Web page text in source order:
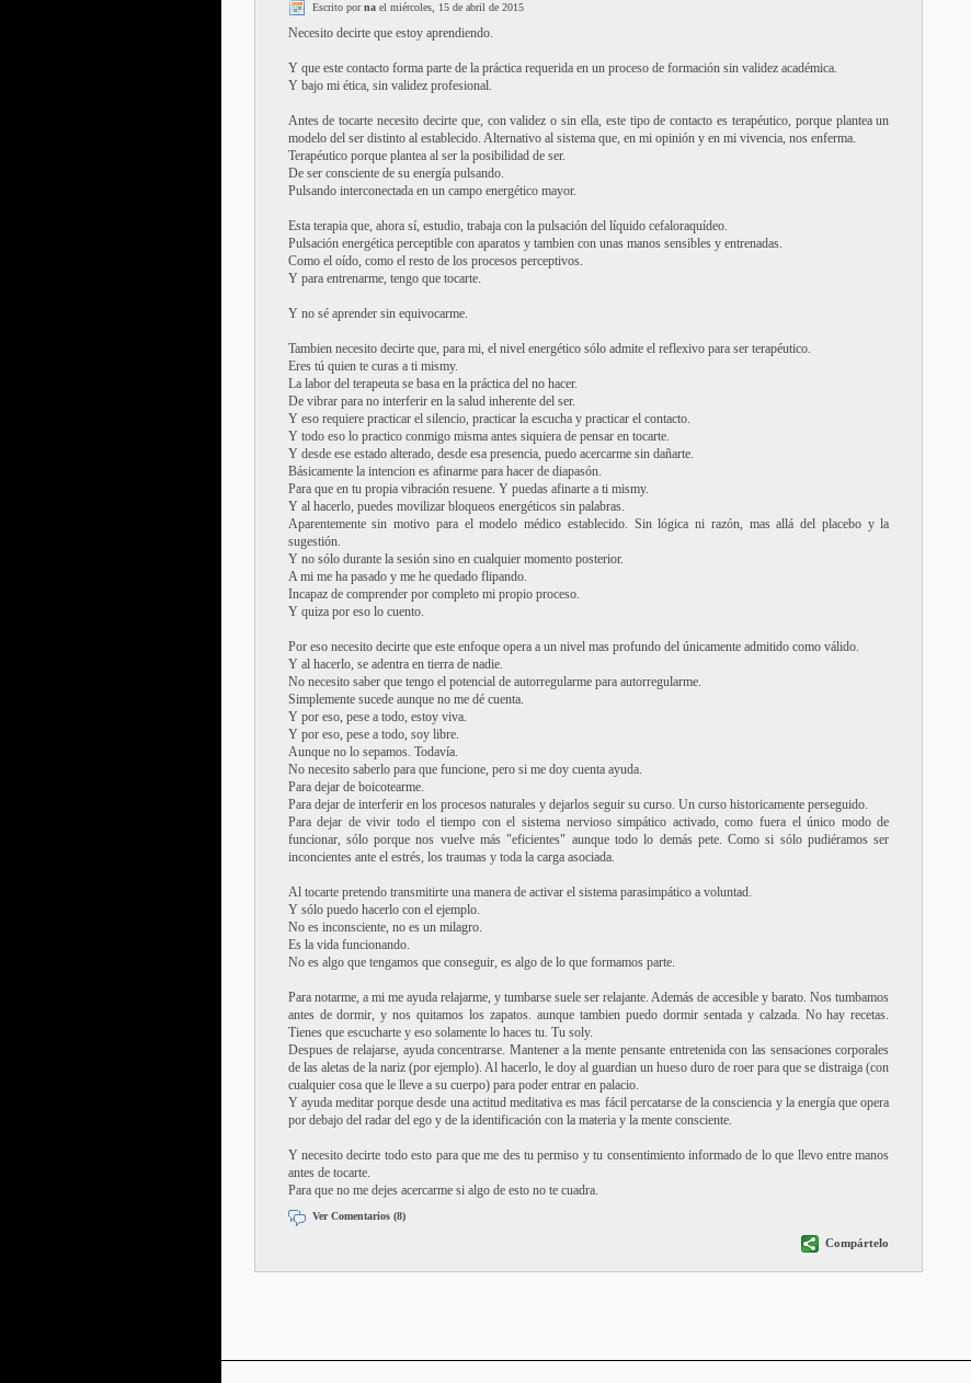
Escrito pornael miércoles, 15 de abril de 2015
Necesito decirte que estoy aprendiendo.
Y que este contacto forma parte de la práctica requerida en un proceso de formación sin validez académica.
Y bajo mi ética, sin validez profesional.
Antes de tocarte necesito decirte que, con validez o sin ella, este tipo de contacto es terapéutico, porque plantea un
modelo del ser distinto al establecido. Alternativo al sistema que, en mi opinión y en mi vivencia, nos enferma.
Terapéutico porque plantea al ser la posibilidad de ser.
De ser consciente de su energía pulsando.
Pulsando interconectada en un campo energético mayor.
Esta terapia que, ahora sí, estudio, trabaja con la pulsación del líquido cefaloraquídeo.
Pulsación energética perceptible con aparatos y tambien con unas manos sensibles y entrenadas.
Como el oído, como el resto de los procesos perceptivos.
Y para entrenarme, tengo que tocarte.
Y no sé aprender sin equivocarme.
Tambien necesito decirte que, para mi, el nivel energético sólo admite el reflexivo para ser terapéutico.
Eres tú quien te curas a ti mismy.
La labor del terapeuta se basa en la práctica del no hacer.
De vibrar para no interferir en la salud inherente del ser.
Y eso requiere practicar el silencio, practicar la escucha y practicar el contacto.
Y todo eso lo practico conmigo misma antes siquiera de pensar en tocarte.
Y desde ese estado alterado, desde esa presencia, puedo acercarme sin dañarte.
Básicamente la intencion es afinarme para hacer de diapasón.
Para que en tu propia vibración resuene. Y puedas afinarte a ti mismy.
Y al hacerlo, puedes movilizar bloqueos energéticos sin palabras.
Aparentemente sin motivo para el modelo médico establecido. Sin lógica ni razón, mas allá del placebo y la
sugestión.
Y no sólo durante la sesión sino en cualquier momento posterior.
A mi me ha pasado y me he quedado flipando.
Incapaz de comprender por completo mi propio proceso.
Y quiza por eso lo cuento.
Por eso necesito decirte que este enfoque opera a un nivel mas profundo del únicamente admitido como válido.
Y al hacerlo, se adentra en tierra de nadie.
No necesito saber que tengo el potencial de autorregularme para autorregularme.
Simplemente sucede aunque no me dé cuenta.
Y por eso, pese a todo, estoy viva.
Y por eso, pese a todo, soy libre.
Aunque no lo sepamos. Todavía.
No necesito saberlo para que funcione, pero si me doy cuenta ayuda.
Para dejar de boicotearme.
Para dejar de interferir en los procesos naturales y dejarlos seguir su curso. Un curso historicamente perseguido.
Para dejar de vivir todo el tiempo con el sistema nervioso simpático activado, como fuera el único modo de
funcionar, sólo porque nos vuelve más "eficientes" aunque todo lo demás pete. Como si sólo pudiéramos ser
inconcientes ante el estrés, los traumas y toda la carga asociada.
Al tocarte pretendo transmitirte una manera de activar el sistema parasimpático a voluntad.
Y sólo puedo hacerlo con el ejemplo.
No es inconsciente, no es un milagro.
Es la vida funcionando.
No es algo que tengamos que conseguir, es algo de lo que formamos parte.
Para notarme, a mi me ayuda relajarme, y tumbarse suele ser relajante. Además de accesible y barato. Nos tumbamos
antes de dormir, y nos quitamos los zapatos. aunque tambien puedo dormir sentada y calzada. No hay recetas.
Tienes que escucharte y eso solamente lo haces tu. Tu soly.
Despues de relajarse, ayuda concentrarse. Mantener a la mente pensante entretenida con las sensaciones corporales
de las aletas de la nariz (por ejemplo). Al hacerlo, le doy al guardian un hueso duro de roer para que se distraiga (con
cualquier cosa que le lleve a su cuerpo) para poder entrar en palacio.
Y ayuda meditar porque desde una actitud meditativa es mas fácil percatarse de la consciencia y la energía que opera
por debajo del radar del ego y de la identificación con la materia y la mente consciente.
Y necesito decirte todo esto para que me des tu permiso y tu consentimiento informado de lo que llevo entre manos
antes de tocarte.
Para que no me dejes acercarme si algo de esto no te cuadra.
Ver Comentarios (8)
Compártelo